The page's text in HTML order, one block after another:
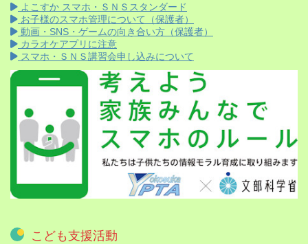
よこすか スマホ・ＳＮＳスタンダード
お子様のスマホ管理について（保護者）
動画・SNS・ゲームの向き合い方（保護者）
カラオケアプリに注意
スマホ・ＳＮＳ講習会申し込みについて
こども支援活動